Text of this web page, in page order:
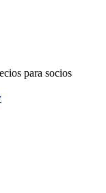
para socios